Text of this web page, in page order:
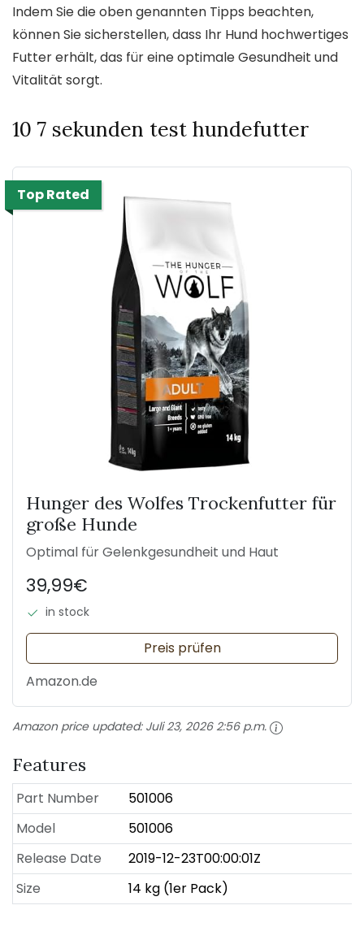
Indem Sie die oben genannten Tipps beachten,
können Sie sicherstellen, dass Ihr Hund hochwertiges
Futter erhält, das für eine optimale Gesundheit und
Vitalität sorgt.
10 7 sekunden test hundefutter
Top Rated
Hunger des Wolfes Trockenfutter für
große Hunde
Optimal für Gelenkgesundheit und Haut
39,99€
in stock
Preis prüfen
Amazon.de
Amazon price updated: Juli 23, 2026 2:56 p.m.
Features
Part Number
501006
Model
501006
Release Date
2019-12-23T00:00:01Z
Size
14 kg (1er Pack)